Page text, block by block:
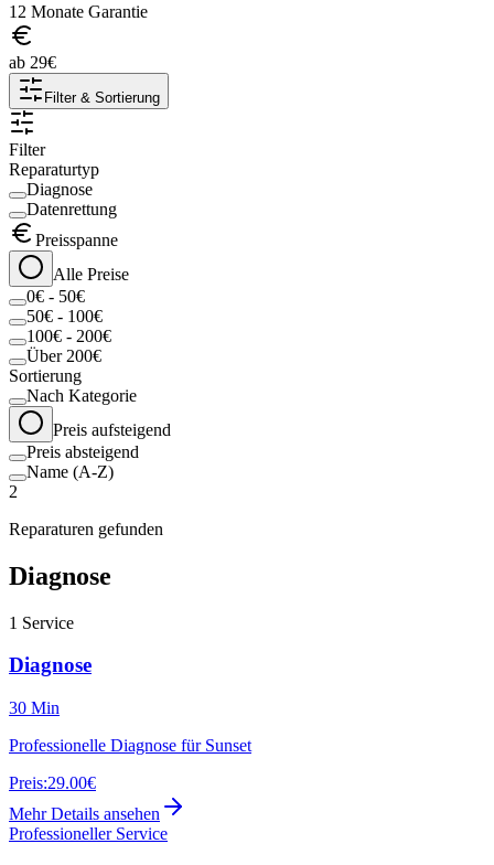
12 Monate Garantie
ab 29€
Filter & Sortierung
Filter
Reparaturtyp
Diagnose
Datenrettung
Preisspanne
Alle Preise
0€ - 50€
50€ - 100€
100€ - 200€
Über 200€
Sortierung
Nach Kategorie
Preis aufsteigend
Preis absteigend
Name (A-Z)
2
Reparaturen gefunden
Diagnose
1 Service
Diagnose
30 Min
Professionelle Diagnose für Sunset
Preis:29.00€
Mehr Details ansehen
Professioneller Service